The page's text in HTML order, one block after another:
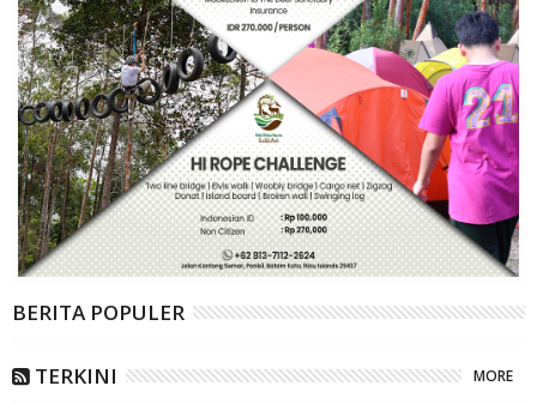
BERITA POPULER
TERKINI MORE